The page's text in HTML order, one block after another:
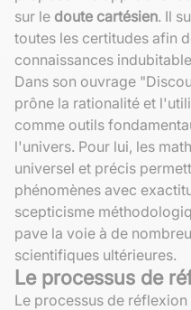
sur le doute cartésien. Il
toutes les certitudes afin
connaissances
Dans son ouvrage
prône la rationalité et
comme outils
l'univers. Pour lui, les
universel et précis
phénomènes avec
scepticisme
pave la voie à de
scientifiques ultérieures.
Le processus de
Le processus de